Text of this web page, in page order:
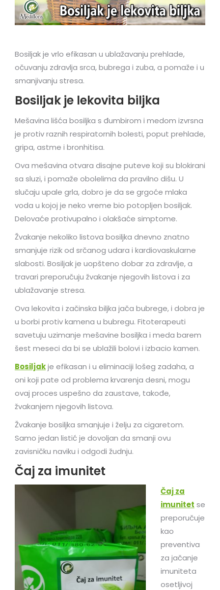
Bosiljak je vrlo efikasan u ublažavanju prehlade,
očuvanju zdravlja srca, bubrega i zuba, a pomaže i u
smanjivanju stresa.
Bosiljak je lekovita biljka
Mešavina lišća bosiljka s đumbirom i medom izvrsna
je protiv raznih respiratornih bolesti, poput prehlade,
gripa, astme i bronhitisa.
Ova mešavina otvara disajne puteve koji su blokirani
sa sluzi, i pomaže obolelima da pravilno dišu. U
slučaju upale grla, dobro je da se grgoće mlaka
voda u kojoj je neko vreme bio potopljen bosiljak.
Delovaće protivupalno i olakšaće simptome.
Žvakanje nekoliko listova bosiljka dnevno znatno
smanjuje rizik od srčanog udara i kardiovaskularne
slabosti. Bosiljak je uopšteno dobar za zdravlje, a
travari preporučuju žvakanje njegovih listova i za
ublažavanje stresa.
Ova lekovita i začinska biljka jača bubrege, i dobra je
u borbi protiv kamena u bubregu. Fitoterapeuti
savetuju uzimanje mešavine bosiljka i meda barem
šest meseci da bi se ublažili bolovi i izbacio kamen.
Bosiljakje efikasan i u eliminaciji lošeg zadaha, a
oni koji pate od problema krvarenja desni, mogu
ovaj proces uspešno da zaustave, takođe,
žvakanjem njegovih listova.
Žvakanje bosiljka smanjuje i želju za cigaretom.
Samo jedan listić je dovoljan da smanji ovu
zavisničku naviku i odgodi žudnju.
Čaj za imunitet
Čaj za
imunitet se
preporučuje
kao
preventiva
za jačanje
imuniteta
osetljivoj